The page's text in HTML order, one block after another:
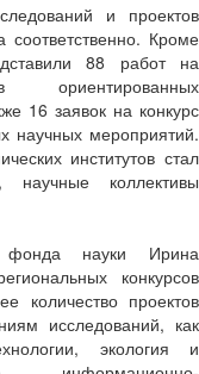
и проектов
Кроме
88 работ на
ориентированных
16 заявок на конкурс
научных мероприятий.
институтов стал
научные коллективы
фонда науки Ирина
конкурсов
количество проектов
исследований, как
экология и